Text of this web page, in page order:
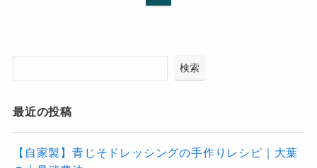
検索
最近の投稿
【自家製】青じそドレッシングの手作りレシピ｜大葉